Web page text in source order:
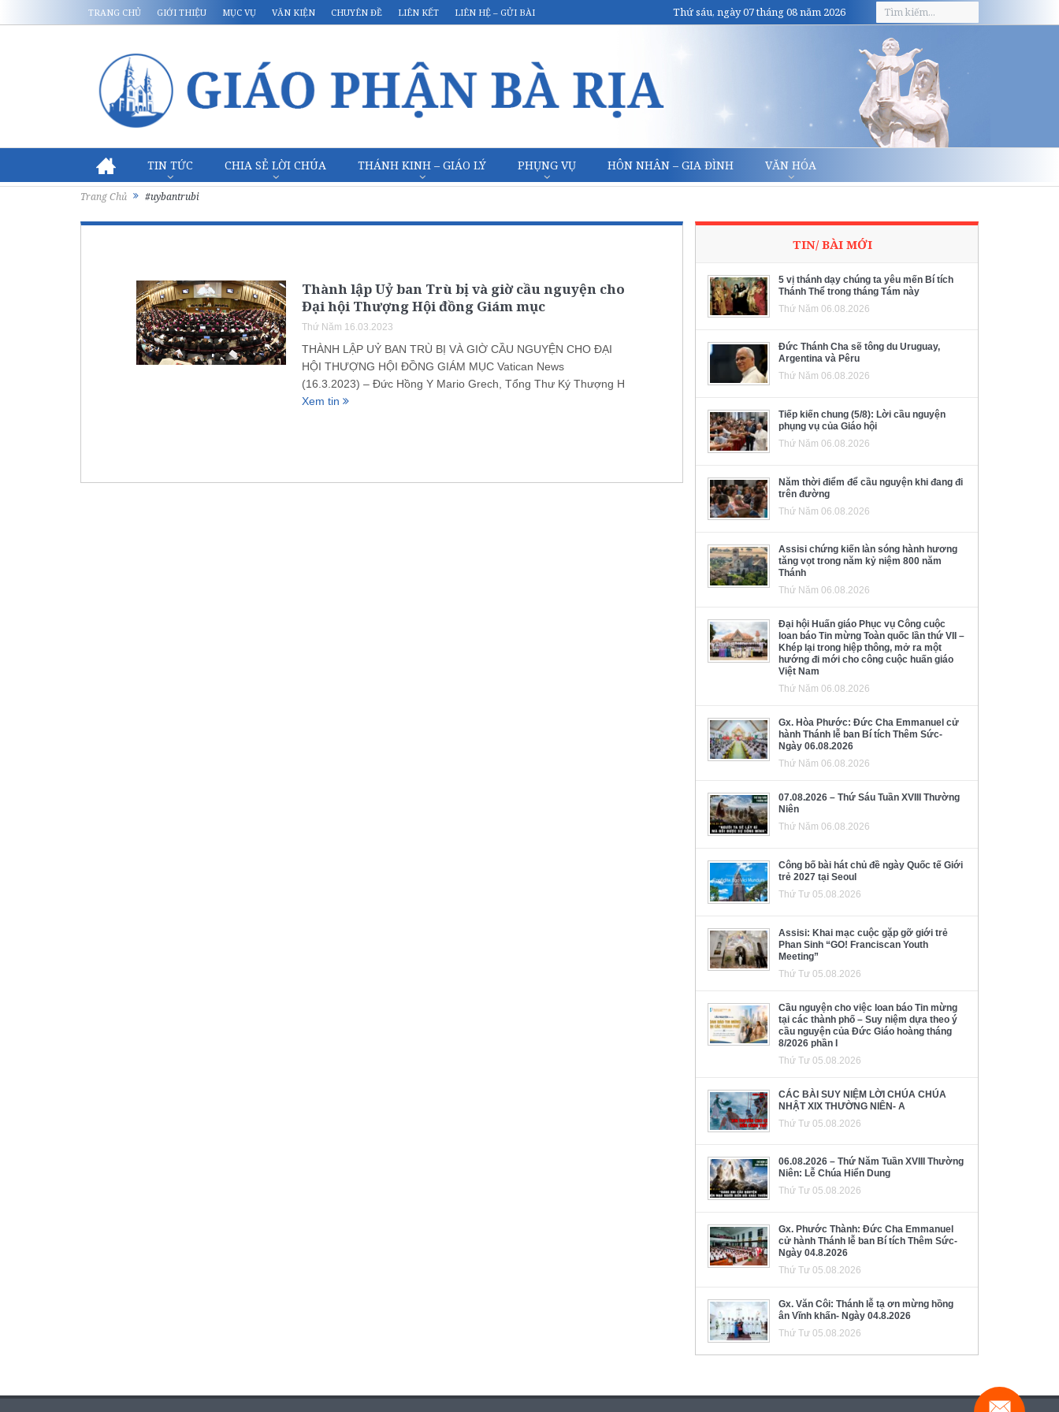
TRANG CHỦ GIỚI THIỆU MỤC VỤ VĂN KIỆN CHUYÊN ĐỀ LIÊN KẾT LIÊN HỆ – GỬI BÀI Thứ sáu, ngày 07 tháng 08 năm 2026
TIN TỨC CHIA SẺ LỜI CHÚA THÁNH KINH – GIÁO LÝ PHỤNG VỤ HÔN NHÂN – GIA ĐÌNH VĂN HÓA
Trang Chủ #uybantrubi
Thành lập Uỷ ban Trù bị và giờ cầu nguyện cho
Đại hội Thượng Hội đồng Giám mục
Thứ Năm 16.03.2023
THÀNH LẬP UỶ BAN TRÙ BỊ VÀ GIỜ CẦU NGUYỆN CHO ĐẠI
HỘI THƯỢNG HỘI ĐỒNG GIÁM MỤC Vatican News
(16.3.2023) – Đức Hồng Y Mario Grech, Tổng Thư Ký Thượng H
Xem tin
TIN/ BÀI MỚI
5 vị thánh dạy chúng ta yêu mến Bí tích
Thánh Thể trong tháng Tám này
Thứ Năm 06.08.2026
Đức Thánh Cha sẽ tông du Uruguay,
Argentina và Pêru
Thứ Năm 06.08.2026
Tiếp kiến chung (5/8): Lời cầu nguyện
phụng vụ của Giáo hội
Thứ Năm 06.08.2026
Năm thời điểm để cầu nguyện khi đang đi
trên đường
Thứ Năm 06.08.2026
Assisi chứng kiến làn sóng hành hương
tăng vọt trong năm kỷ niệm 800 năm
Thánh
Thứ Năm 06.08.2026
Đại hội Huấn giáo Phục vụ Công cuộc
loan báo Tin mừng Toàn quốc lần thứ VII –
Khép lại trong hiệp thông, mở ra một
hướng đi mới cho công cuộc huấn giáo
Việt Nam
Thứ Năm 06.08.2026
Gx. Hòa Phước: Đức Cha Emmanuel cử
hành Thánh lễ ban Bí tích Thêm Sức-
Ngày 06.08.2026
Thứ Năm 06.08.2026
07.08.2026 – Thứ Sáu Tuần XVIII Thường
Niên
Thứ Năm 06.08.2026
Công bố bài hát chủ đề ngày Quốc tế Giới
trẻ 2027 tại Seoul
Thứ Tư 05.08.2026
Assisi: Khai mạc cuộc gặp gỡ giới trẻ
Phan Sinh “GO! Franciscan Youth
Meeting”
Thứ Tư 05.08.2026
Cầu nguyện cho việc loan báo Tin mừng
tại các thành phố – Suy niệm dựa theo ý
cầu nguyện của Đức Giáo hoàng tháng
8/2026 phần I
Thứ Tư 05.08.2026
CÁC BÀI SUY NIỆM LỜI CHÚA CHÚA
NHẬT XIX THƯỜNG NIÊN- A
Thứ Tư 05.08.2026
06.08.2026 – Thứ Năm Tuần XVIII Thường
Niên: Lễ Chúa Hiển Dung
Thứ Tư 05.08.2026
Gx. Phước Thành: Đức Cha Emmanuel
cử hành Thánh lễ ban Bí tích Thêm Sức-
Ngày 04.8.2026
Thứ Tư 05.08.2026
Gx. Văn Côi: Thánh lễ tạ ơn mừng hồng
ân Vĩnh khấn- Ngày 04.8.2026
Thứ Tư 05.08.2026